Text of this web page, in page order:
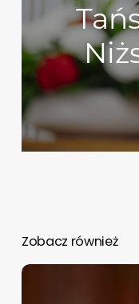
Zobacz również